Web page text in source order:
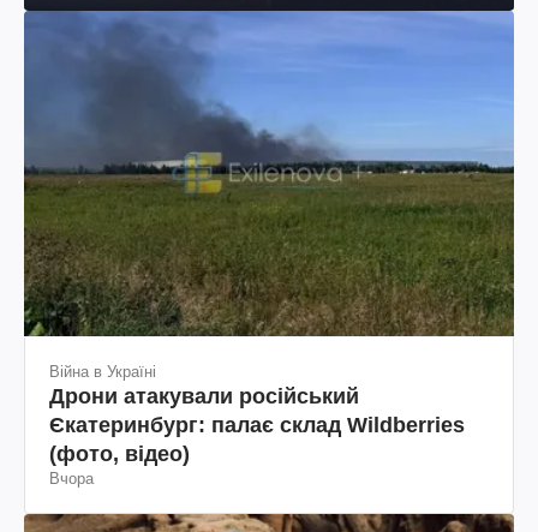
Війна в Україні
Дрони атакували російський
Єкатеринбург: палає склад Wildberries
(фото, відео)
Вчора